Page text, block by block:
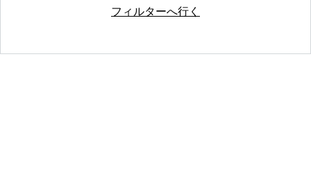
フィルターへ行く